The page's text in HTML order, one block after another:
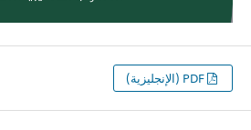
PDF (الإنجليزية)